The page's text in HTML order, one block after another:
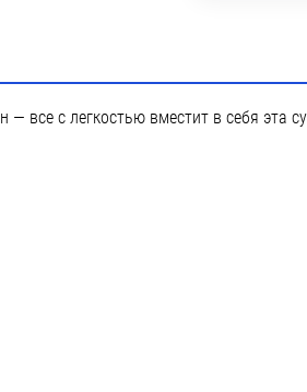
все с легкостью вместит в себя эта